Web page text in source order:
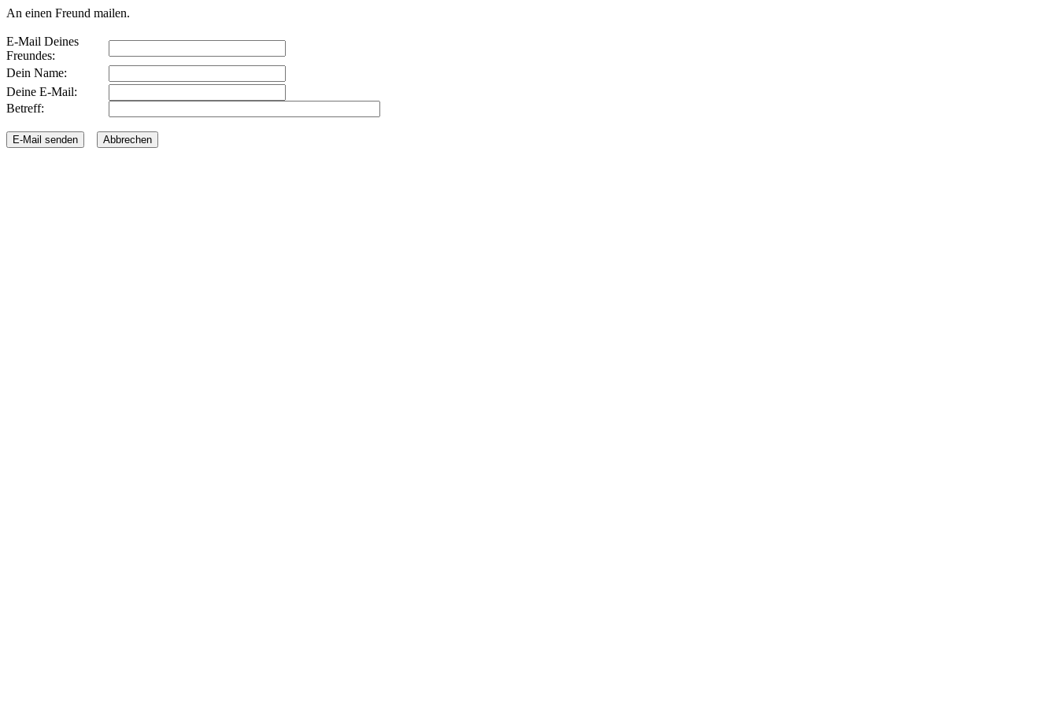
An einen Freund mailen.
E-Mail Deines
Freundes:
Dein Name:
Deine E-Mail:
Betreff: